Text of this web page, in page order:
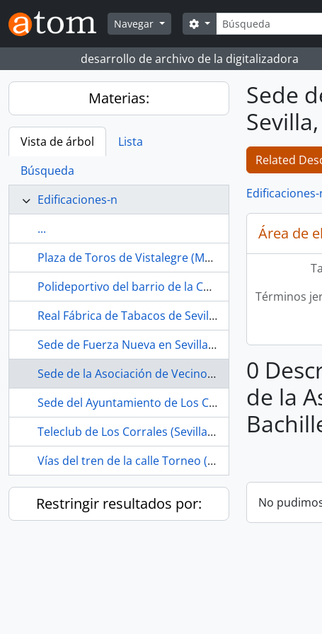
Skip to main content
Navegar
Búsqueda
Search options
desarrollo de archivo de la digitalizadora
Materias:
Vista de árbol
Lista
Búsqueda
Edificaciones-n
...
Plaza de Toros de Vistalegre (Madrid, España)
Polideportivo del barrio de la Concepción (Madrid, España)
Real Fábrica de Tabacos de Sevilla (España, 1978-)
Sede de Fuerza Nueva en Sevilla (España, -1979)
Sede de la Asociación de Vecinos Estrella Andaluza (La Bachillera, Sevilla, España, 1979-)
Sede del Ayuntamiento de Los Corrales (Sevilla, España)
Teleclub de Los Corrales (Sevilla, España, 1968-ca.1975)
Vías del tren de la calle Torneo (Sevilla, España, ca.1856 -1990)
Restringir resultados por:
Sede
Related
Edificaciones-
Área de
Términos
0
de la
No